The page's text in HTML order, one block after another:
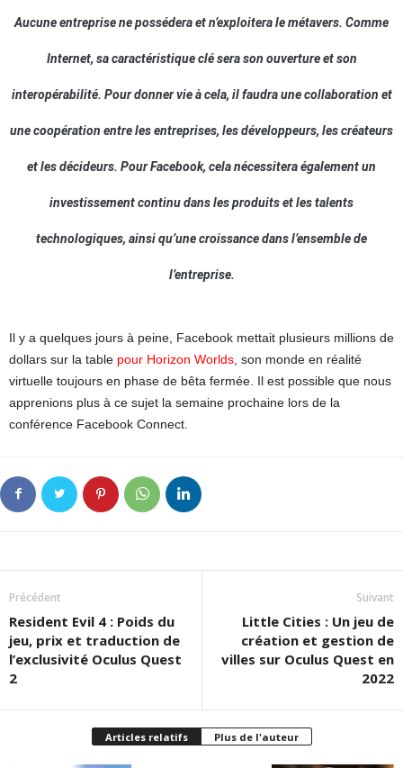
Aucune entreprise ne possédera et n’exploitera le métavers. Comme
Internet, sa caractéristique clé sera son ouverture et son
interopérabilité. Pour donner vie à cela, il faudra une collaboration et
une coopération entre les entreprises, les développeurs, les créateurs
et les décideurs. Pour Facebook, cela nécessitera également un
investissement continu dans les produits et les talents
technologiques, ainsi qu’une croissance dans l’ensemble de
l’entreprise.
Il y a quelques jours à peine, Facebook mettait plusieurs millions de
dollars sur la table pour Horizon Worlds , son monde en réalité
virtuelle toujours en phase de bêta fermée. Il est possible que nous
apprenions plus à ce sujet la semaine prochaine lors de la
conférence Facebook Connect.
Précédent
Resident Evil 4 : Poids du
jeu, prix et traduction de
l’exclusivité Oculus Quest
2
Suivant
Little Cities : Un jeu de
création et gestion de
villes sur Oculus Quest en
2022
Articles relatifs Plus de l'auteur